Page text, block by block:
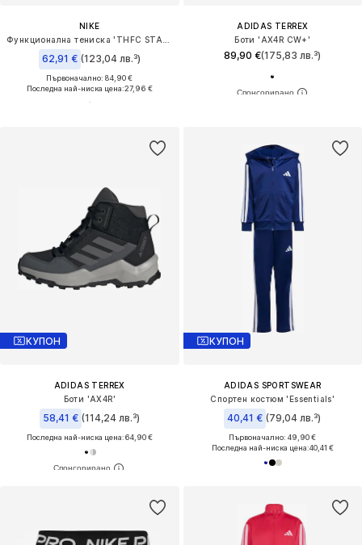
NIKE
62,91 € (123,04 лв.³)
Първоначално: 84,90 €
Последна най-ниска цена:27,96 €
ADIDAS TERREX
Боти 'AX4R CW+'
89,90 €(175,83 лв.³)
КУПОН
ADIDAS TERREX
Боти 'AX4R'
58,41 € (114,24 лв.³)
Последна най-ниска цена:64,90 €
КУПОН
ADIDAS SPORTSWEAR
Спортен костюм 'Essentials'
40,41 € (79,04 лв.³)
Първоначално: 49,90 €
Последна най-ниска цена:40,41 €